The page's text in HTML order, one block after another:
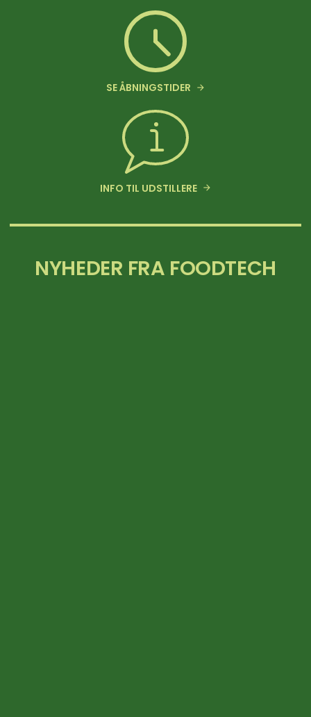
SE ÅBNINGSTIDER
INFO TIL UDSTILLERE
NYHEDER FRA FOODTECH